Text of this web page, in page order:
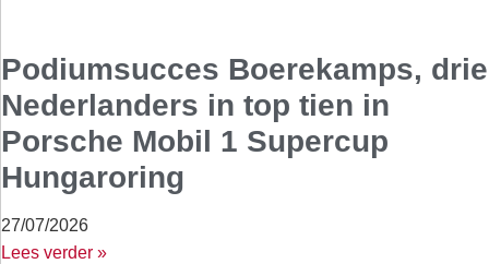
Podiumsucces Boerekamps, drie
Nederlanders in top tien in
Porsche Mobil 1 Supercup
Hungaroring
27/07/2026
Lees verder »